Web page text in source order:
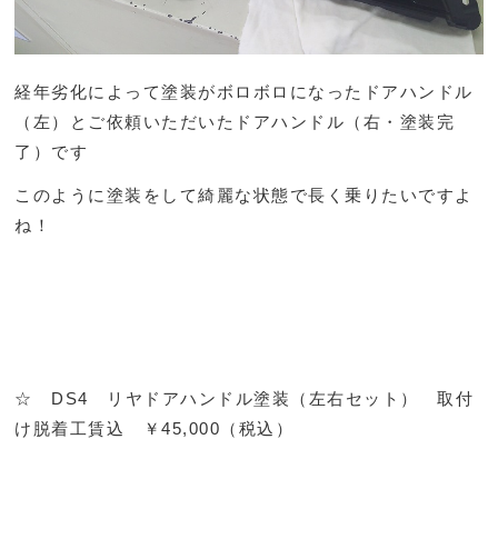
経年劣化によって塗装がボロボロになったドアハンドル
（左）とご依頼いただいたドアハンドル（右・塗装完
了）です
このように塗装をして綺麗な状態で長く乗りたいですよ
ね！
☆ DS4 リヤドアハンドル塗装（左右セット） 取付
け脱着工賃込 ￥45,000（税込）